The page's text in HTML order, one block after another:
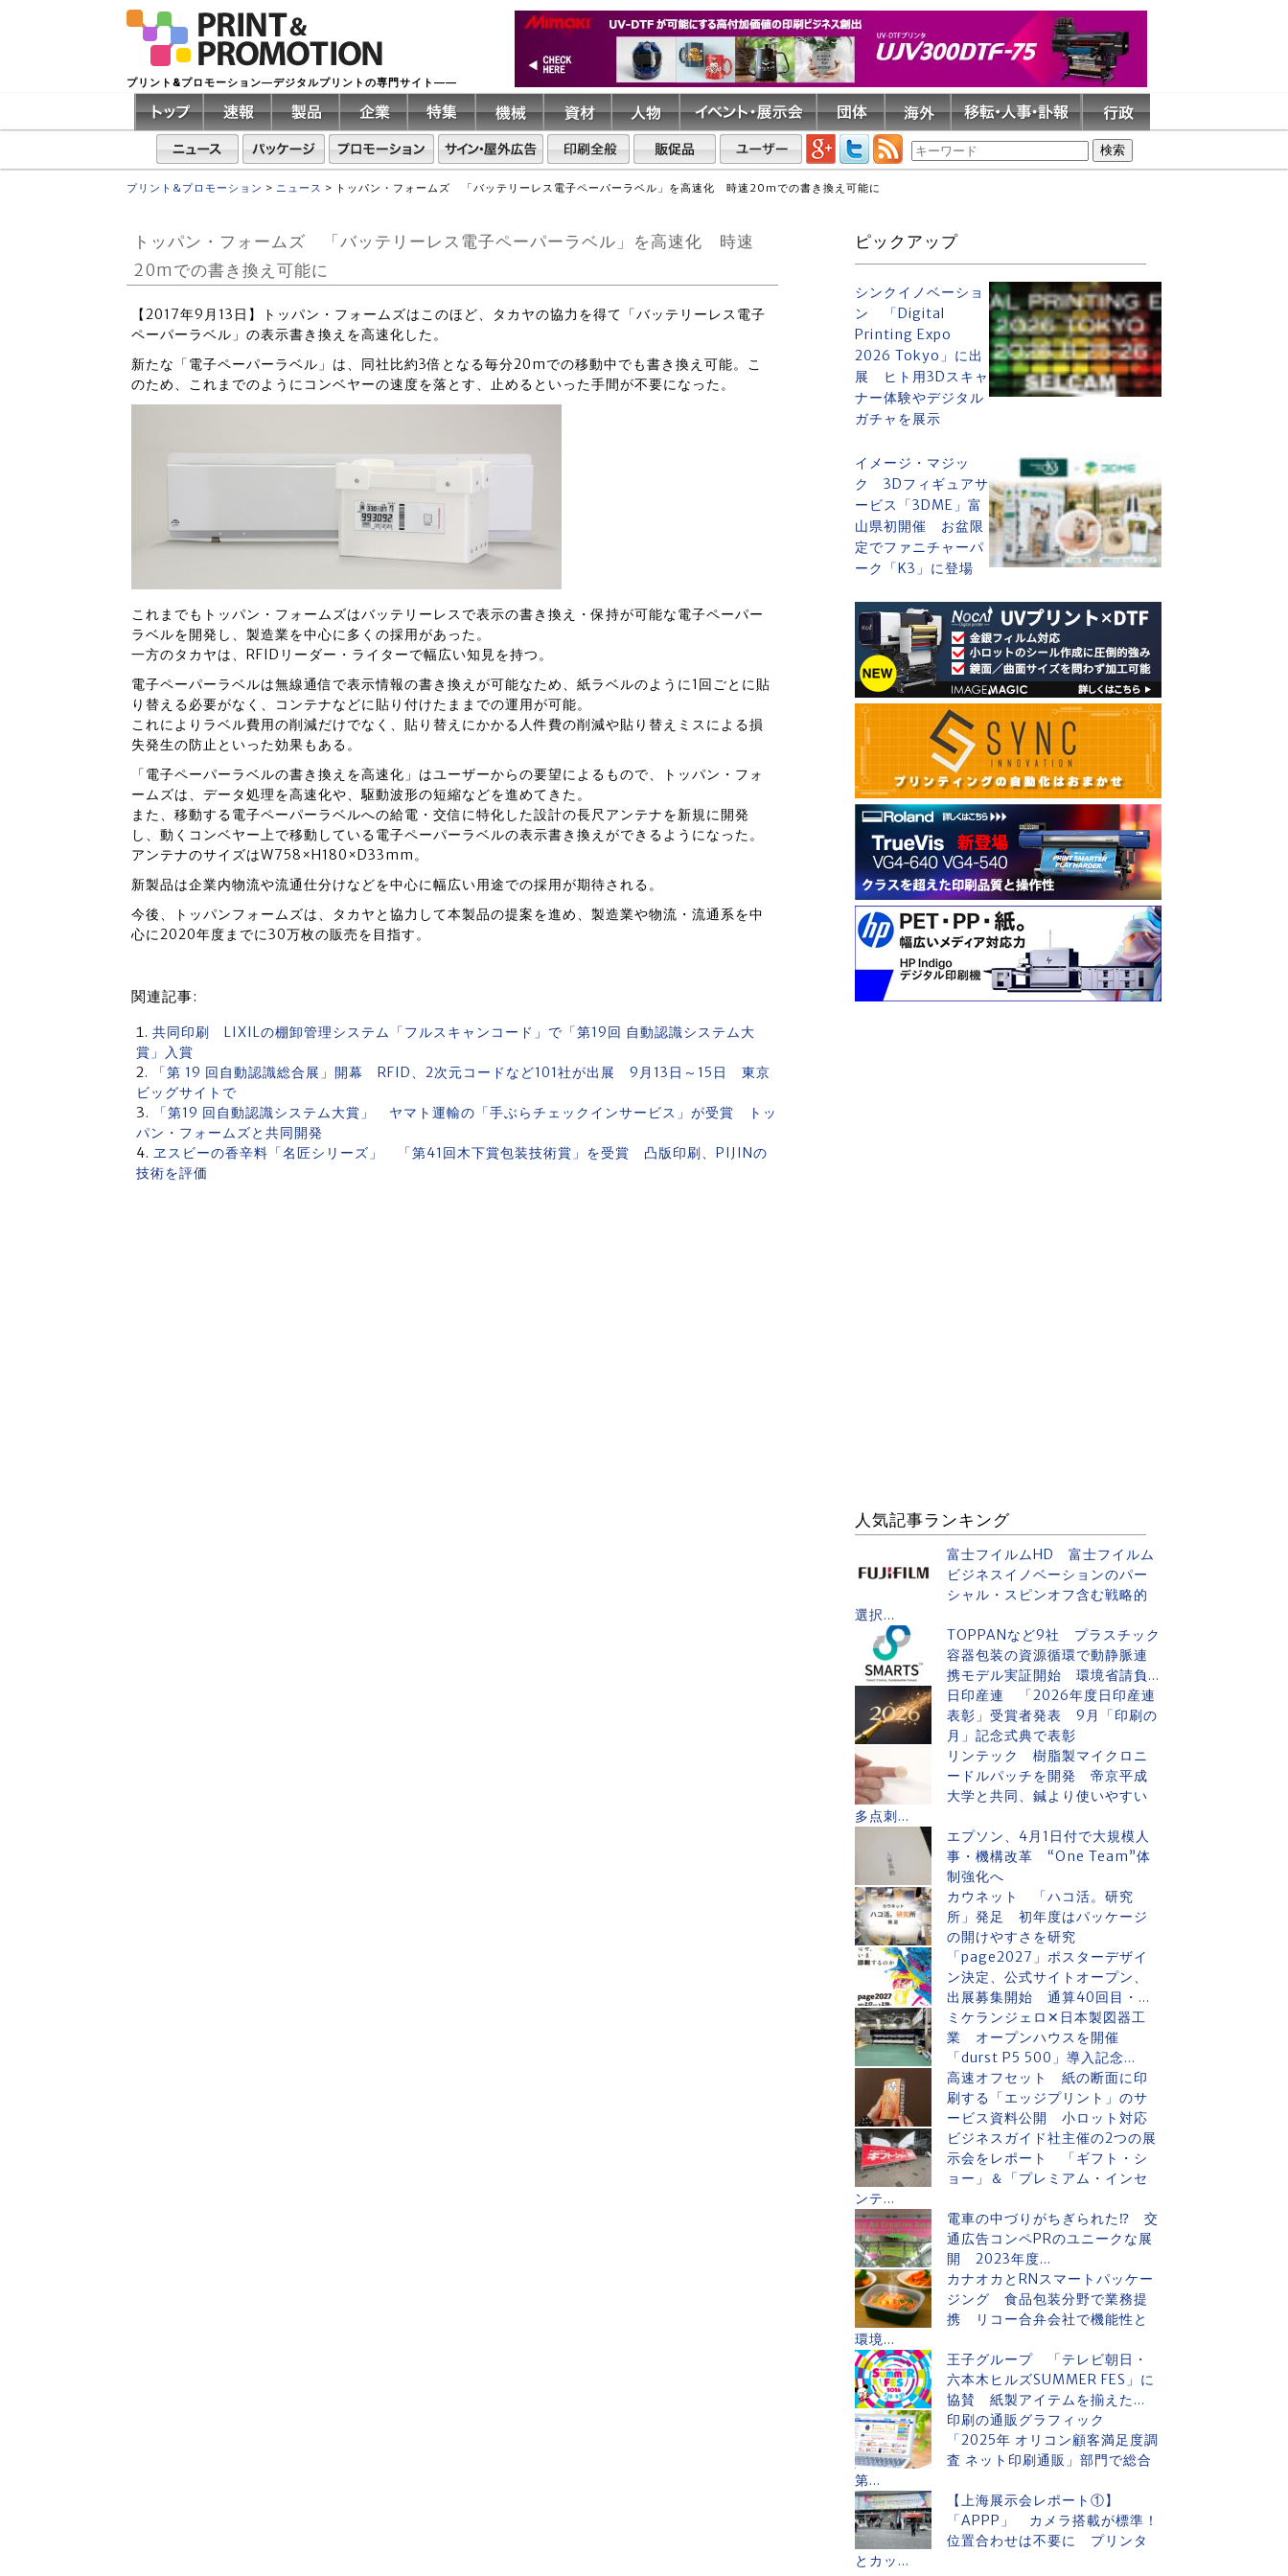
プリント&プロモーション―デジタルプリントの専門サイト――
プリント&プロモーション > ニュース > トッパン・フォームズ 「バッテリーレス電子ペーパーラベル」を高速化 時速20mでの書き換え可能に
トッパン・フォームズ 「バッテリーレス電子ペーパーラベル」を高速化 時速
20mでの書き換え可能に
【2017年9月13日】トッパン・フォームズはこのほど、タカヤの協力を得て「バッテリーレス電子
ペーパーラベル」の表示書き換えを高速化した。
新たな「電子ペーパーラベル」は、同社比約3倍となる毎分20mでの移動中でも書き換え可能。こ
のため、これまでのようにコンベヤーの速度を落とす、止めるといった手間が不要になった。
これまでもトッパン・フォームズはバッテリーレスで表示の書き換え・保持が可能な電子ペーパー
ラベルを開発し、製造業を中心に多くの採用があった。
一方のタカヤは、RFIDリーダー・ライターで幅広い知見を持つ。
電子ペーパーラベルは無線通信で表示情報の書き換えが可能なため、紙ラベルのように1回ごとに貼
り替える必要がなく、コンテナなどに貼り付けたままでの運用が可能。
これによりラベル費用の削減だけでなく、貼り替えにかかる人件費の削減や貼り替えミスによる損
失発生の防止といった効果もある。
「電子ペーパーラベルの書き換えを高速化」はユーザーからの要望によるもので、トッパン・フォ
ームズは、データ処理を高速化や、駆動波形の短縮などを進めてきた。
また、移動する電子ペーパーラベルへの給電・交信に特化した設計の長尺アンテナを新規に開発
し、動くコンベヤー上で移動している電子ペーパーラベルの表示書き換えができるようになった。
アンテナのサイズはW758×H180×D33mm。
新製品は企業内物流や流通仕分けなどを中心に幅広い用途での採用が期待される。
今後、トッパンフォームズは、タカヤと協力して本製品の提案を進め、製造業や物流・流通系を中
心に2020年度までに30万枚の販売を目指す。
関連記事:
共同印刷 LIXILの棚卸管理システム「フルスキャンコード」で「第19回 自動認識システム大
賞」入賞
「第 19 回自動認識総合展」開幕 RFID、2次元コードなど101社が出展 9月13日～15日 東京
ビッグサイトで
「第19 回自動認識システム大賞」 ヤマト運輸の「手ぶらチェックインサービス」が受賞 トッ
パン・フォームズと共同開発
ヱスビーの香辛料「名匠シリーズ」 「第41回木下賞包装技術賞」を受賞 凸版印刷、PIJINの
技術を評価
ピックアップ
シンクイノベーショ
ン 「Digital
Printing Expo
2026 Tokyo」に出
展 ヒト用3Dスキャ
ナー体験やデジタル
ガチャを展示
イメージ・マジッ
ク 3Dフィギュアサ
ービス「3DME」富
山県初開催 お盆限
定でファニチャーパ
ーク「K3」に登場
人気記事ランキング
富士フイルムHD 富士フイルム
ビジネスイノベーションのパー
シャル・スピンオフ含む戦略的
選択...
TOPPANなど9社 プラスチック
容器包装の資源循環で動静脈連
携モデル実証開始 環境省請負...
日印産連 「2026年度日印産連
表彰」受賞者発表 9月「印刷の
月」記念式典で表彰
リンテック 樹脂製マイクロニ
ードルパッチを開発 帝京平成
大学と共同、鍼より使いやすい
多点刺...
エプソン、4月1日付で大規模人
事・機構改革 “One Team”体
制強化へ
カウネット 「ハコ活。研究
所」発足 初年度はパッケージ
の開けやすさを研究
「page2027」ポスターデザイ
ン決定、公式サイトオープン、
出展募集開始 通算40回目・...
ミケランジェロ✕日本製図器工
業 オープンハウスを開催
「durst P5 500」導入記念...
高速オフセット 紙の断面に印
刷する「エッジプリント」のサ
ービス資料公開 小ロット対応
ビジネスガイド社主催の2つの展
示会をレポート 「ギフト・シ
ョー」＆「プレミアム・インセ
ンテ...
電車の中づりがちぎられた⁉ 交
通広告コンペPRのユニークな展
開 2023年度...
カナオカとRNスマートパッケー
ジング 食品包装分野で業務提
携 リコー合弁会社で機能性と
環境...
王子グループ 「テレビ朝日・
六本木ヒルズSUMMER FES」に
協賛 紙製アイテムを揃えた...
印刷の通販グラフィック
「2025年 オリコン顧客満足度調
査 ネット印刷通販」部門で総合
第...
【上海展示会レポート①】
「APPP」 カメラ搭載が標準！
位置合わせは不要に プリンタ
とカッ...